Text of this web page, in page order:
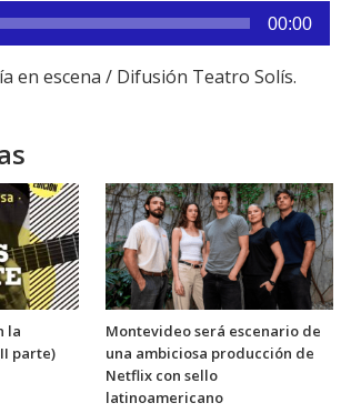
00:00
en escena / Difusión Teatro Solís.
la
parte)
Montevideo será escenario de
una ambiciosa producción de
Netflix con sello
latinoamericano